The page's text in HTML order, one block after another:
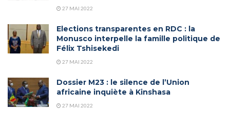
27 MAI 2022
Elections transparentes en RDC : la
Monusco interpelle la famille politique de
Félix Tshisekedi
27 MAI 2022
Dossier M23 : le silence de l’Union
africaine inquiète à Kinshasa
27 MAI 2022